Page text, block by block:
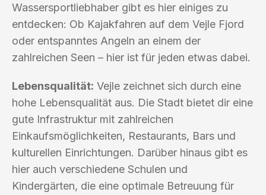
Wassersportliebhaber gibt es hier einiges zu
entdecken: Ob Kajakfahren auf dem Vejle Fjord
oder entspanntes Angeln an einem der
zahlreichen Seen – hier ist für jeden etwas dabei.
Lebensqualität: Vejle zeichnet sich durch eine
hohe Lebensqualität aus. Die Stadt bietet dir eine
gute Infrastruktur mit zahlreichen
Einkaufsmöglichkeiten, Restaurants, Bars und
kulturellen Einrichtungen. Darüber hinaus gibt es
hier auch verschiedene Schulen und
Kindergärten, die eine optimale Betreuung für